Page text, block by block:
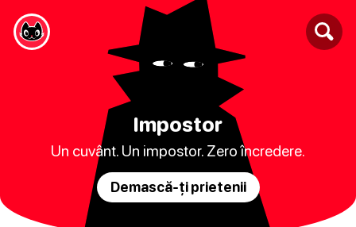
Impostor
Un cuvânt. Un impostor. Zero încredere.
Demască-ți prietenii